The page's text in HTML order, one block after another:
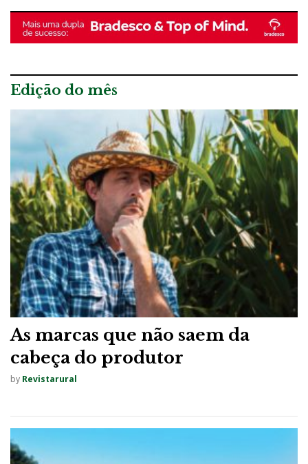
Edição do mês
As marcas que não saem da
cabeça do produtor
by Revistarural